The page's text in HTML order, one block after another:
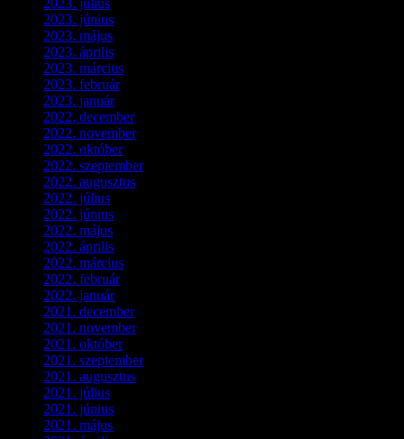
2023. június
2023. május
2023. április
2023. március
2023. február(4)
2023. január(1)
2022. december(2)
2022. november(4)
2022. október(8)
2022. szeptember(9)
2022. augusztus
2022. július
2022. június
2022. május
2022. április
2022. március
2022. február(4)
2022. január(3)
2021. december(2)
2021. november(5)
2021. október(8)
2021. szeptember(4)
2021. augusztus
2021. július
2021. június
2021. május